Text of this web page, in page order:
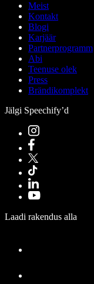
Meist
Kontakt
Blogi
Karjäär
Partnerprogramm
Abi
Teenuse olek
Press
Brändikomplekt
Jälgi Speechify’d
Laadi rakendus alla